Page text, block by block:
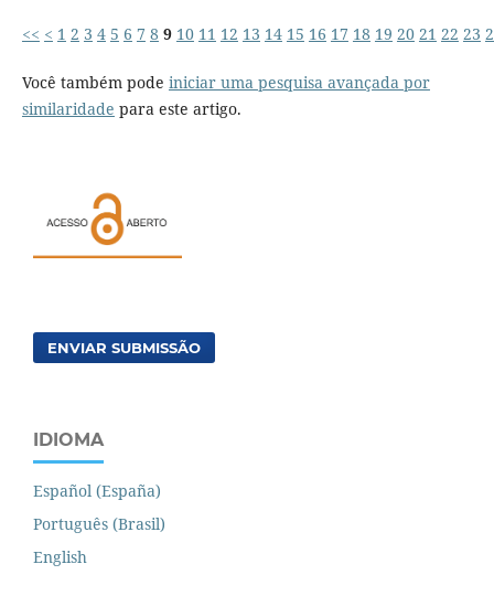
<< < 1 2 3 4 5 6 7 8 9 10 11 12 13 14 15 16 17 18 19 20 21 22 23
Você também pode iniciar uma pesquisa avançada por
similaridade para este artigo.
ENVIAR SUBMISSÃO
IDIOMA
Español (España)
Português (Brasil)
English